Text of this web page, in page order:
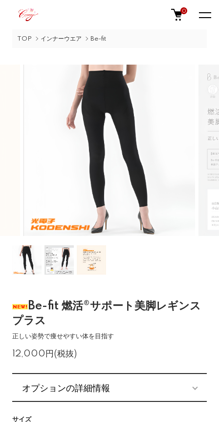
0
TOP インナーウエア Be-fit
Be-fit 燃活®サポート美脚レギンス
プラス
正しい姿勢で痩せやすい体を目指す
12,000円(税抜)
オプションの詳細情報
サイズ